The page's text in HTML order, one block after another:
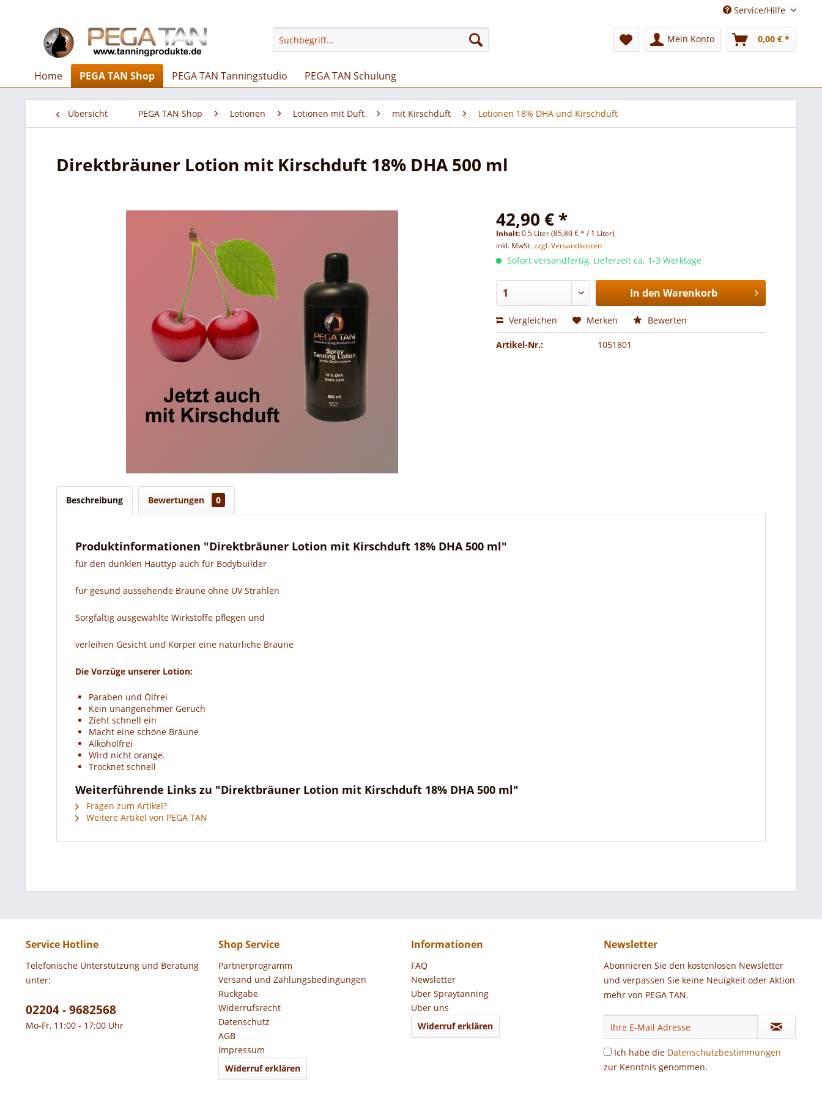
Service/Hilfe
Mein Konto 0,00 € *
Home PEGA TAN Shop PEGA TAN Tanningstudio PEGA TAN Schulung
Übersicht PEGA TAN Shop Lotionen Lotionen mit Duft mit Kirschduft Lotionen 18% DHA und Kirschduft
Direktbräuner Lotion mit Kirschduft 18% DHA 500 ml
42,90 € *
Inhalt:0.5 Liter (85,80 € * / 1 Liter)
inkl. MwSt.zzgl. Versandkosten
Sofort versandfertig, Lieferzeit ca. 1-3 Werktage
In den Warenkorb
Vergleichen Merken Bewerten
Artikel-Nr.: 1051801
Beschreibung Bewertungen 0
Produktinformationen "Direktbräuner Lotion mit Kirschduft 18% DHA 500 ml"
für den dunklen Hauttyp auch für Bodybuilder
für gesund aussehende Bräune ohne UV Strahlen
Sorgfältig ausgewählte Wirkstoffe pflegen und
verleihen Gesicht und Körper eine natürliche Bräune
Die Vorzüge unserer Lotion:
Paraben und Ölfrei
Kein unangenehmer Geruch
Zieht schnell ein
Macht eine schöne Bräune
Alkoholfrei
Wird nicht orange.
Trocknet schnell
Weiterführende Links zu "Direktbräuner Lotion mit Kirschduft 18% DHA 500 ml"
Fragen zum Artikel?
Weitere Artikel von PEGA TAN
Service Hotline
Telefonische Unterstützung und Beratung
unter:
02204 - 9682568
Mo-Fr, 11:00 - 17:00 Uhr
Shop Service
Partnerprogramm
Versand und Zahlungsbedingungen
Rückgabe
Widerrufsrecht
Datenschutz
AGB
Impressum
Widerruf erklären
Informationen
FAQ
Newsletter
Über Spraytanning
Über uns
Widerruf erklären
Newsletter
Abonnieren Sie den kostenlosen Newsletter
und verpassen Sie keine Neuigkeit oder Aktion
mehr von PEGA TAN.
Ich habe die Datenschutzbestimmungen
zur Kenntnis genommen.